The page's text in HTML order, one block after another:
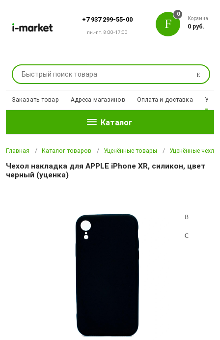
+7 937 299-55-00
пн.-пт. 8:00-17:00
Поиск
0
Корзина
0 руб.
Заказать товар Адреса магазинов Оплата и доставка
Каталог
Главная Каталог товаров Уценённые товары Уценённые
Чехол накладка для APPLE iPhone XR, силикон, цвет
черный (уценка)